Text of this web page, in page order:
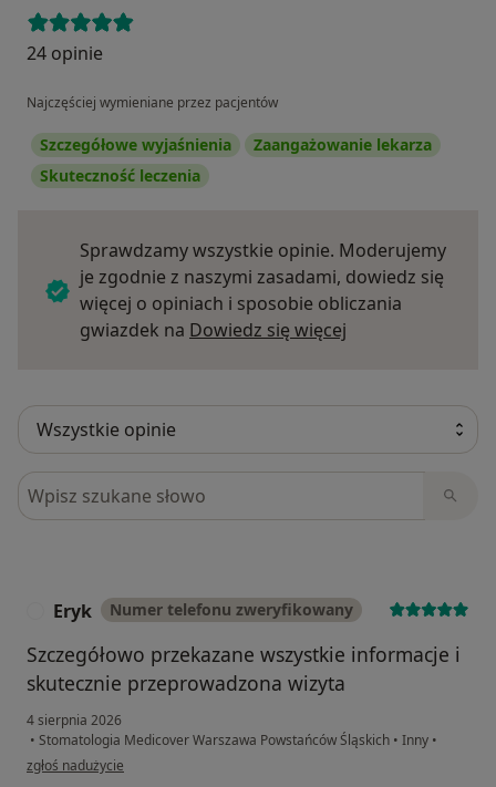
24 opinie
Najczęściej wymieniane przez pacjentów
Szczegółowe wyjaśnienia
Zaangażowanie lekarza
Skuteczność leczenia
Sprawdzamy wszystkie opinie. Moderujemy
je zgodnie z naszymi zasadami, dowiedz się
więcej o opiniach i sposobie obliczania
gwiazdek na Dowiedz się więcej
Szukaj w opiniach
Eryk Numer telefonu zweryfikowany
Szczegółowo przekazane wszystkie informacje i
skutecznie przeprowadzona wizyta
4 sierpnia 2026
• Stomatologia Medicover Warszawa Powstańców Śląskich • Inny •
w opinii użytkownika Eryk
zgłoś nadużycie